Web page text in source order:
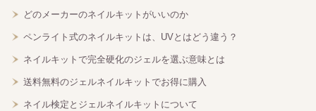
どのメーカーのネイルキットがいいのか
ペンライト式のネイルキットは、UVとはどう違う？
ネイルキットで完全硬化のジェルを選ぶ意味とは
送料無料のジェルネイルキットでお得に購入
ネイル検定とジェルネイルキットについて